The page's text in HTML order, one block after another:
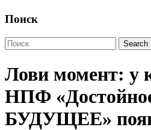
Поиск
Лови момент: у
НПФ
БУДУЩЕЕ»